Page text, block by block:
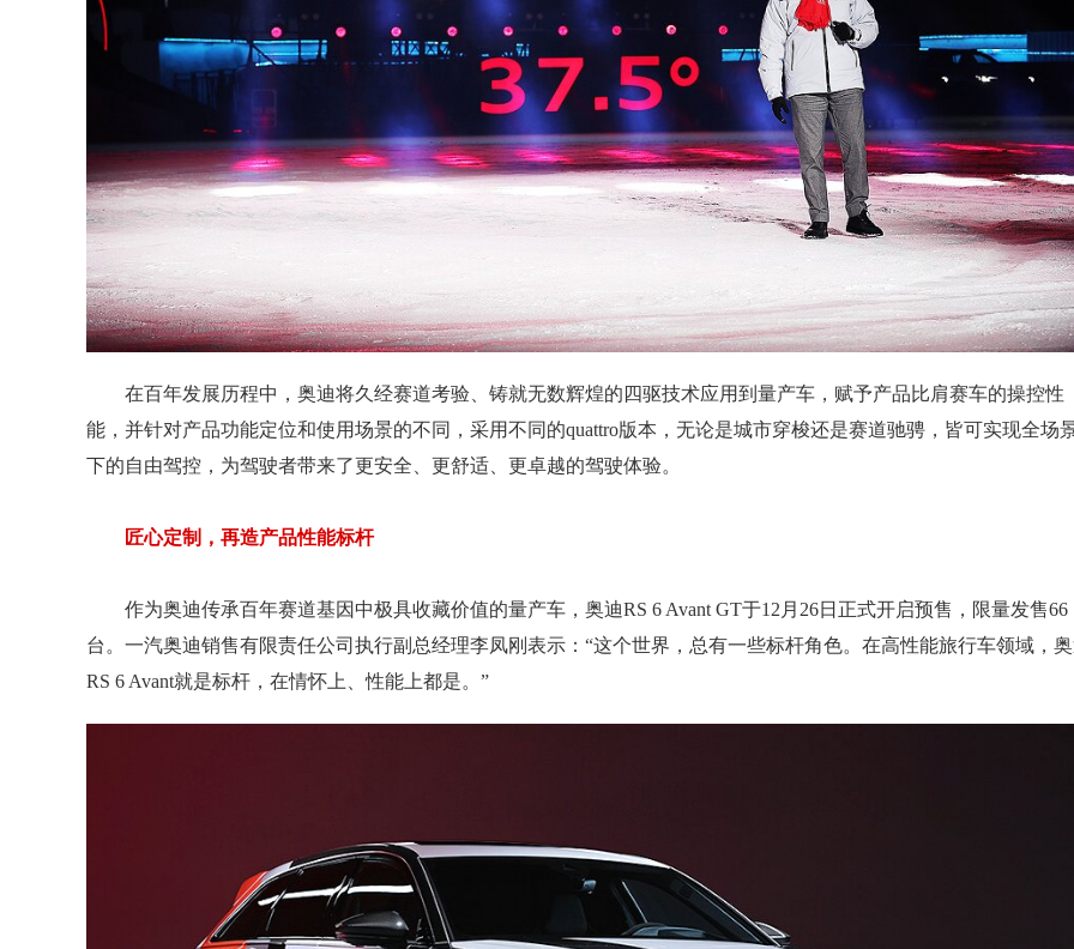
在百年发展历程中，奥迪将久经赛道考验、铸就无数辉煌的四驱技术应用到量产车，赋予产品比肩赛车的操控性
能，并针对产品功能定位和使用场景的不同，采用不同的quattro版本，无论是城市穿梭还是赛道驰骋，皆可实现全场
下的自由驾控，为驾驶者带来了更安全、更舒适、更卓越的驾驶体验。
匠心定制，再造产品性能标杆
作为奥迪传承百年赛道基因中极具收藏价值的量产车，奥迪RS 6 Avant GT于12月26日正式开启预售，限量发售66
台。一汽奥迪销售有限责任公司执行副总经理李凤刚表示：“这个世界，总有一些标杆角色。在高性能旅行车领域，
RS 6 Avant就是标杆，在情怀上、性能上都是。”